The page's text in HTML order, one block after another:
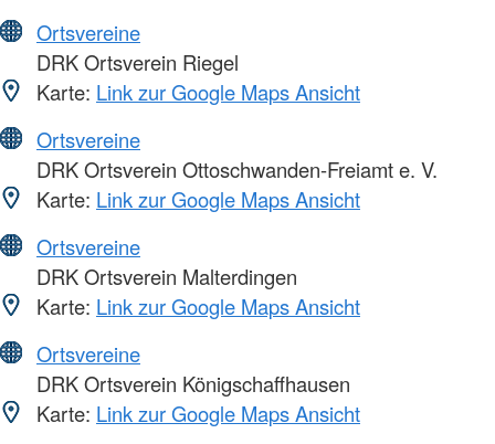
Ortsvereine
DRK Ortsverein Riegel
Karte: Link zur Google Maps Ansicht
Ortsvereine
DRK Ortsverein Ottoschwanden-Freiamt e. V.
Karte: Link zur Google Maps Ansicht
Ortsvereine
DRK Ortsverein Malterdingen
Karte: Link zur Google Maps Ansicht
Ortsvereine
DRK Ortsverein Königschaffhausen
Karte: Link zur Google Maps Ansicht